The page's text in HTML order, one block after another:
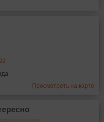
Просмотреть на карте